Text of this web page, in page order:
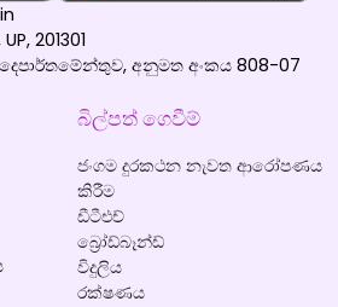
201301
අනුමත අංකය 808-07
බිල්පත් ගෙවීම්
ජංගම දුරකථන නැවත ආරෝපණය
කිරීම
ඩීටීඑච්
බ්‍රෝඩ්බෑන්ඩ්
විදුලිය
රක්ෂණය